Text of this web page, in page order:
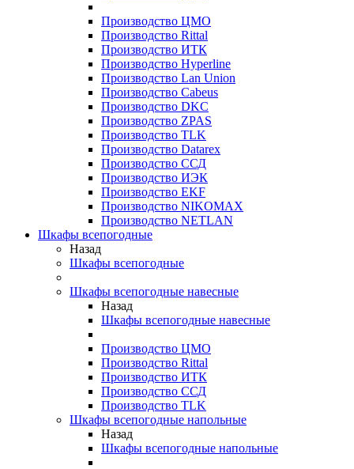
Производство ЦМО
Производство Rittal
Производство ИТК
Производство Hyperline
Производство Lan Union
Производство Cabeus
Производство DKC
Производство ZPAS
Производство TLK
Производство Datarex
Производство ССД
Производство ИЭК
Производство EKF
Производство NIKOMAX
Производство NETLAN
Шкафы всепогодные
Назад
Шкафы всепогодные
Шкафы всепогодные навесные
Назад
Шкафы всепогодные навесные
Производство ЦМО
Производство Rittal
Производство ИТК
Производство ССД
Производство TLK
Шкафы всепогодные напольные
Назад
Шкафы всепогодные напольные